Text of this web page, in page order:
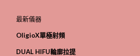
最新儀器
OligioX單極射頻
DUAL HIFU輪廓拉提